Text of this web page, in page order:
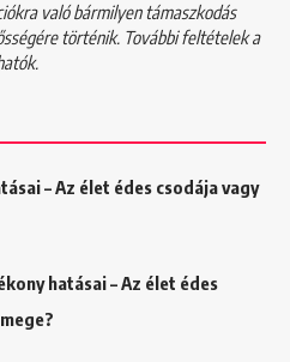
való bármilyen támaszkodás
történik. További feltételek a
– Az élet édes csodája vagy
hatásai – Az élet édes